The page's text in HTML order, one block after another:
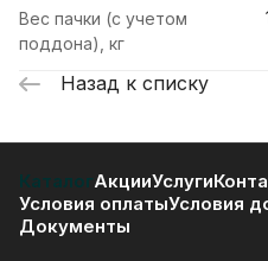
Вес пачки (с учетом
поддона), кг
Назад к списку
КаталогАкцииУслуги
Условия оплатыУсловия
Документы